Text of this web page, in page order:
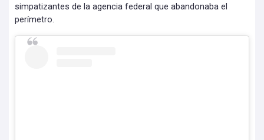
simpatizantes de la agencia federal que abandonaba el
perímetro.